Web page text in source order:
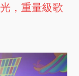
，重量級歌